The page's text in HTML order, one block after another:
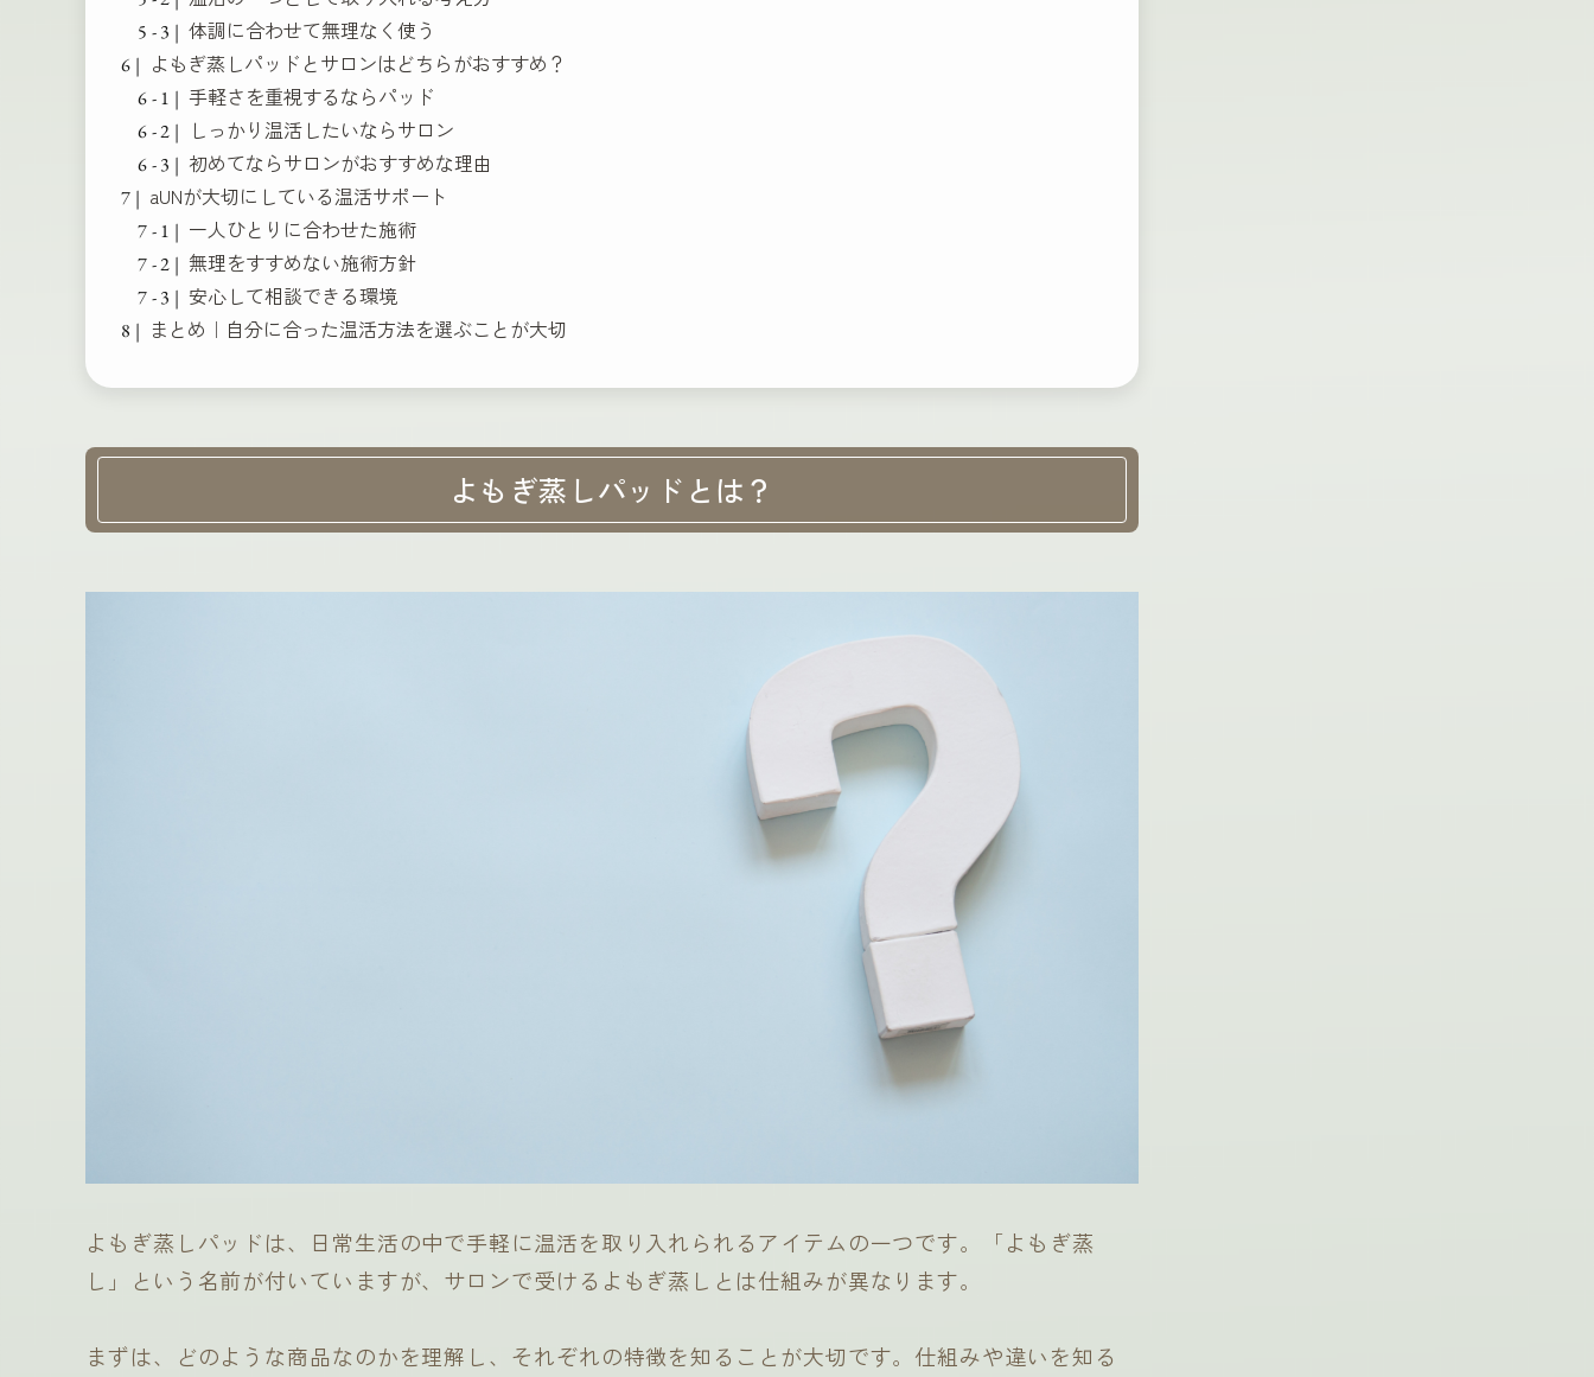
体調に合わせて無理なく使う
よもぎ蒸しパッドとサロンはどちらがおすすめ？
手軽さを重視するならパッド
しっかり温活したいならサロン
初めてならサロンがおすすめな理由
aUNが大切にしている温活サポート
一人ひとりに合わせた施術
無理をすすめない施術方針
安心して相談できる環境
まとめ｜自分に合った温活方法を選ぶことが大切
よもぎ蒸しパッドとは？
よもぎ蒸しパッドは、日常生活の中で手軽に温活を取り入れられるアイテムの一つです。「よもぎ蒸
し」という名前が付いていますが、サロンで受けるよもぎ蒸しとは仕組みが異なります。
まずは、どのような商品なのかを理解し、それぞれの特徴を知ることが大切です。仕組みや違いを知る